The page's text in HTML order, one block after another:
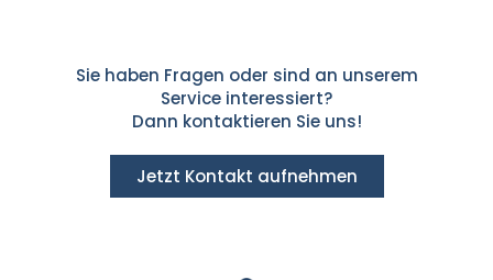
Sie haben Fragen oder sind an unserem
Service interessiert?
Dann kontaktieren Sie uns!
Jetzt Kontakt aufnehmen